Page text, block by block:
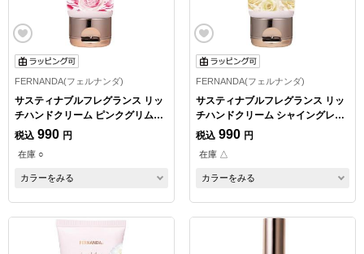
FERNANDA(フェルナンダ)
サスティナブルフレグランス リッ
チハンドクリーム ピンクグリム
50g
税込 990 円
在庫 ○
カラーをみる
FERNANDA(フェルナンダ)
サスティナブルフレグランス リッ
チハンドクリーム シャイングレイ
ス 50g
税込 990 円
在庫 △
カラーをみる